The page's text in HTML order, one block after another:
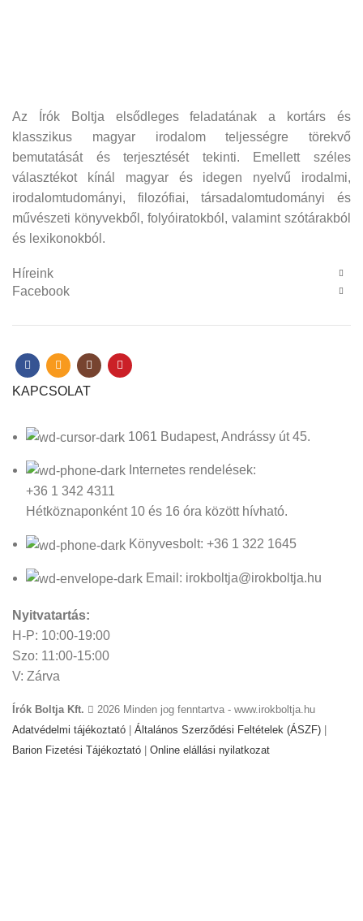
Az Írók Boltja elsődleges feladatának a kortárs és
klasszikus magyar irodalom teljességre törekvő
bemutatását és terjesztését tekinti. Emellett széles
választékot kínál magyar és idegen nyelvű irodalmi,
irodalomtudományi, filozófiai, társadalomtudományi és
művészeti könyvekből, folyóiratokból, valamint szótárakból
és lexikonokból.
Híreink
Facebook
KAPCSOLAT
1061 Budapest, Andrássy út 45.
Internetes rendelések:
+36 1 342 4311
Hétköznaponként 10 és 16 óra között hívható.
Könyvesbolt: +36 1 322 1645
Email: irokboltja@irokboltja.hu
Nyitvatartás:
H-P: 10:00-19:00
Szo: 11:00-15:00
V: Zárva
Írók Boltja Kft.
2026 Minden jog fenntartva - www.irokboltja.hu
Adatvédelmi tájékoztató
Általános Szerződési Feltételek (ÁSZF)
Barion Fizetési Tájékoztató
Online elállási nyilatkozat